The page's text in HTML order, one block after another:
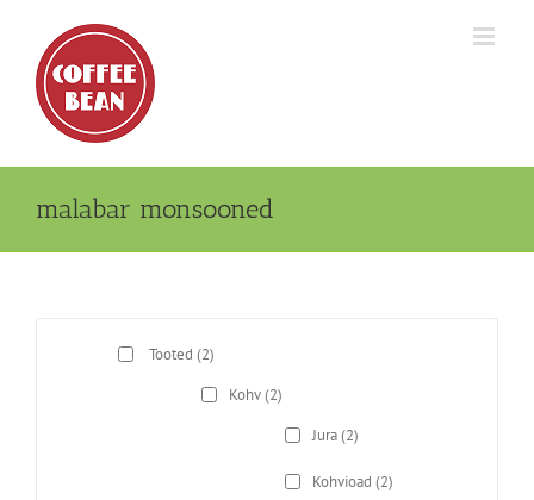
content
malabar monsooned
Tooted (2)
Kohv(2)
Jura(2)
Kohvioad (2)